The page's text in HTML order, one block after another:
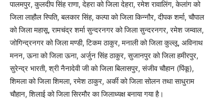
पालमपुर, कुलदीप सिंह राणा, देहरा को जिला देहरा, रमेश रावालिंग, केलांग को
जिला लाहौल स्पिति, बलकार सिंह, कल्पा को जिला किन्नौर, दीपक शर्मा, चौपाल
को जिला महासू, रामचंद्र शर्मा सुन्दरनगर को जिला सुन्दरनगर, रमेश जम्वाल,
जोगिन्द्रनगर को जिला मण्डी, टिकम ठाकुर, मनाली को जिला कुल्लू, अविनाथ
मनन, ऊना को जिला ऊना, अर्जुन सिंह ठाकुर, सुजानपुर को जिला हमीरपुर,
सुरेन्द्र भारती, श्री नैनादेवी जी को जिला बिलासपुर, संजीव चौहान (पिंकू),
शिमला को जिला शिमला, रमेश ठाकुर, अर्की को जिला सोलन तथा साधुराम
चौहान, शिलाई को जिला सिरमौर का जिलाध्यक्ष बनाया गया है।